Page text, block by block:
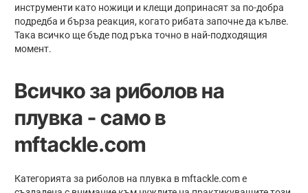
инструменти като ножици и клещи допринасят за по-добра
подредба и бърза реакция, когато рибата започне да кълве.
Така всичко ще бъде под ръка точно в най-подходящия
момент.
Всичко за риболов на
плувка - само в
mftackle.com
Категорията за риболов на плувка в mftackle.com е